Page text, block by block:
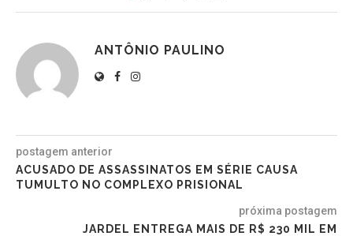
ANTÔNIO PAULINO
postagem anterior
ACUSADO DE ASSASSINATOS EM SÉRIE CAUSA
TUMULTO NO COMPLEXO PRISIONAL
próxima postagem
JARDEL ENTREGA MAIS DE R$ 230 MIL EM